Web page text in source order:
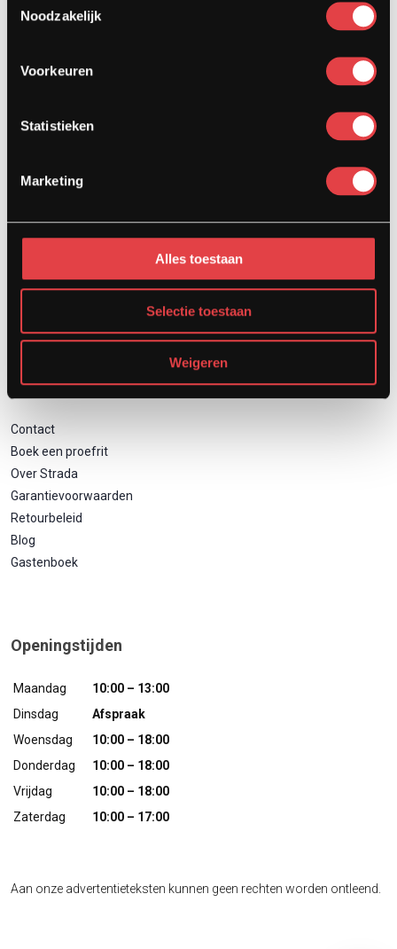
Noodzakelijk
Voorkeuren
Statistieken
Marketing
Alles toestaan
Selectie toestaan
Weigeren
Diensten
Afspraak showroom
Motor inruilen
Verzekeren
Direct naar
Contact
Boek een proefrit
Over Strada
Garantievoorwaarden
Retourbeleid
Blog
Gastenboek
Openingstijden
Maandag
10:00 – 13:00
Dinsdag
Afspraak
Woensdag
10:00 – 18:00
Donderdag
10:00 – 18:00
Vrijdag
10:00 – 18:00
Zaterdag
10:00 – 17:00
Aan onze advertentieteksten kunnen geen rechten worden ontleend.